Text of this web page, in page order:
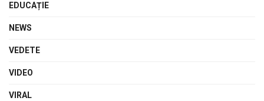
EDUCAȚIE
NEWS
VEDETE
VIDEO
VIRAL